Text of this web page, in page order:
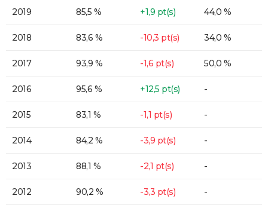
2019 85,5 % +1,9 pt(s) 44,0 %
2018 83,6 % -10,3 pt(s) 34,0 %
2017 93,9 % -1,6 pt(s) 50,0 %
2016 95,6 % +12,5 pt(s) -
2015 83,1 % -1,1 pt(s) -
2014 84,2 % -3,9 pt(s) -
2013 88,1 % -2,1 pt(s) -
2012 90,2 % -3,3 pt(s) -